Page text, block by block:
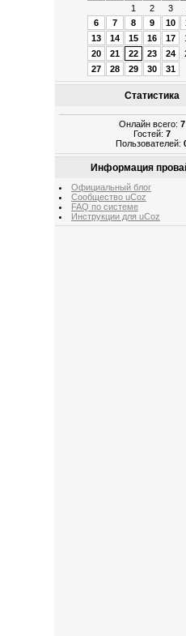
1
2 3
6
7 8 9 10
13
14 15 16 17
20
21 22 23 24
27
28 29 30 31
Статистика
Онлайн всего:7
Гостей:7
Пользователей:
Информация
Официальный блог
Сообщество uCoz
FAQ по системе
Инструкции для uCoz